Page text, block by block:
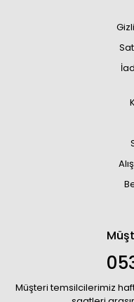
Müşteri temsilcilerimiz